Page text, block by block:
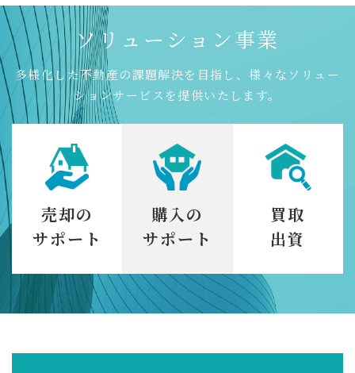
ソリ ュ ー シ ョ ン事業
多様化した不動産の課題解決を目指し、様々なソリュー
ションサービスを提供いたします。
売却の
サポート
購入の
サポート
買取
出資